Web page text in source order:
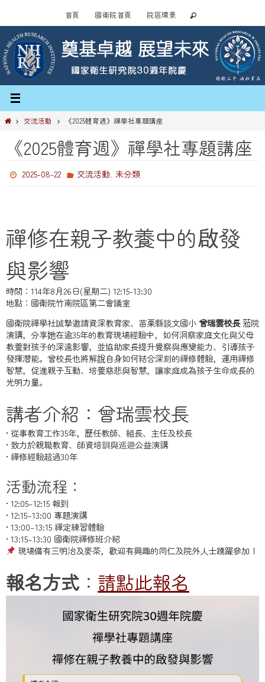
content
首頁 國衛院首頁 院區環景
Home交流活動 《2025體育週》禪學社專題講座
《2025體育週》禪學社專題講座
2025-08-22 交流活動, 未分類
禪修在親子教養中的啟發
與影響
時間：114年8月26日(星期二) 12:15-13:30
地點：國衛院竹南院區第二會議室
國衛院禪學社誠摯邀請資深教育家、苗栗縣談文國小曾瑞雲校長蒞院
演講，分享她在逾35年的教育現場經驗中，如何洞察家庭文化與父母
教養對孩子的深遠影響，並協助家長提升覺察與應變能力、引導孩子
發揮潛能。曾校長也將解說自身如何結合深刻的禪修體驗，運用禪修
智慧，促進親子互動、培養慈悲與智慧，讓家庭成為孩子生命成長的
光明力量。
講者介紹：曾瑞雲校長
• 從事教育工作35年，歷任教師、組長、主任及校長
• 致力於親職教育、師資培訓與巡迴公益演講
• 禪修經驗超過30年
活動流程：
• 12:05–12:15 報到
• 12:15–13:00 專題演講
• 13:00–13:15 禪定練習體驗
• 13:15–13:30 國衛院禪修班介紹
現場備有三明治及麥茶，歡迎有興趣的同仁及院外人士踴躍參加！
報名方式 ： 請點此報名